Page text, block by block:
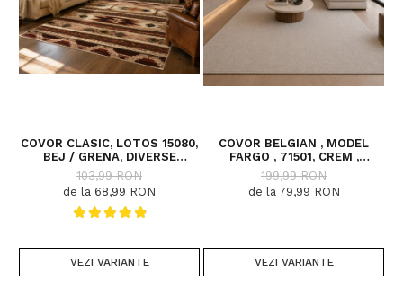
COVOR CLASIC, LOTOS 15080,
BEJ / GRENA, DIVERSE
DIMENSIUNI
103,99 RON
de la 68,99 RON
VEZI VARIANTE
COVOR BELGIAN , MODEL
FARGO , 71501, CREM ,
DIVERSE DIMENSIUNI
199,99 RON
de la 79,99 RON
VEZI VARIANTE